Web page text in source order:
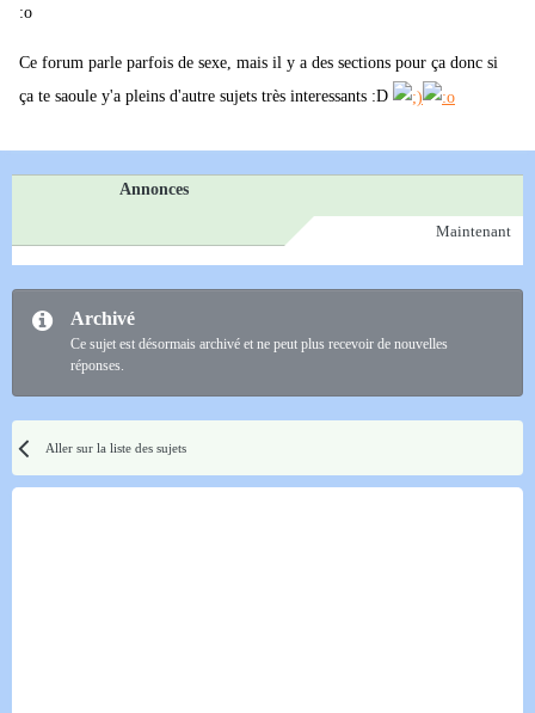
:o
Ce forum parle parfois de sexe, mais il y a des sections pour ça donc si
ça te saoule y'a pleins d'autre sujets très interessants :D
Annonces
Maintenant
Archivé
Ce sujet est désormais archivé et ne peut plus recevoir de nouvelles
réponses.
Aller sur la liste des sujets